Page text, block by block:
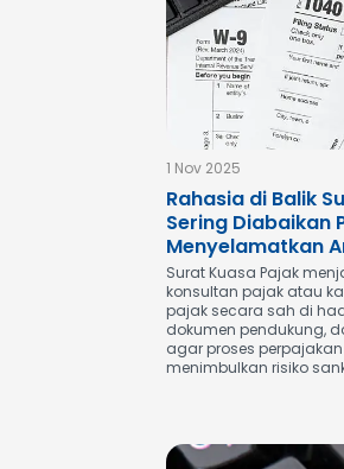
1 Nov 2025
Rahasia di Balik
Sering Diabaikan
Menyelamatkan
Surat Kuasa Pajak
konsultan pajak atau
pajak secara sah di
dokumen pendukung,
agar proses
menimbulkan risiko